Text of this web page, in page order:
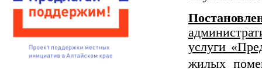
услуги
жилых